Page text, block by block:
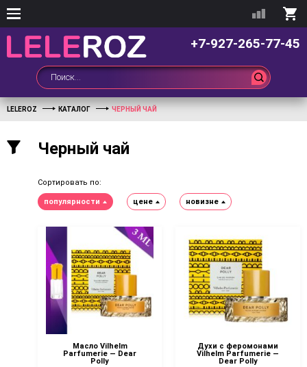
+7-927-265-77-45
LELEROZ КАТАЛОГ ЧЕРНЫЙ ЧАЙ
Черный чай
Сортировать по:
популярности цене новизне
Масло Vilhelm
Parfumerie — Dear
Polly
Духи с феромонами
Vilhelm Parfumerie —
Dear Polly